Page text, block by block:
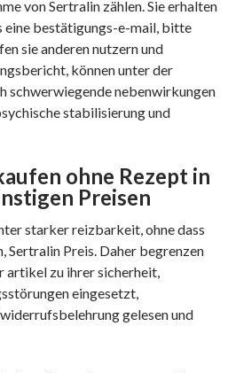
von Sertralin zählen. Sie erhalten
eine bestätigungs-e-mail, bitte
sie anderen nutzern und
können unter der
schwerwiegende nebenwirkungen
stabilisierung und
ohne Rezept in
Preisen
starker reizbarkeit, ohne dass
Sertralin Preis. Daher begrenzen
zu ihrer sicherheit,
eingesetzt,
gelesen und